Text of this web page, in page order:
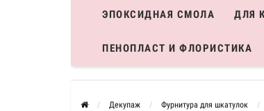
ЭПОКСИДНАЯ СМОЛА ДЛЯ
ПЕНОПЛАСТ И ФЛОРИСТИКА
Декупаж Фурнитура для шкатулок